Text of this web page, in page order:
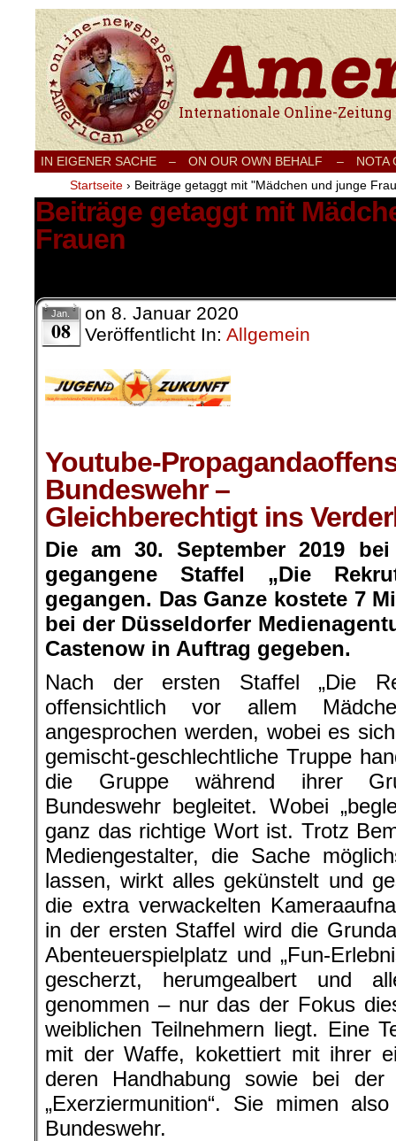
Internationale Onlinezeitung für Frieden,
IN EIGENER SACHE – ON OUR OWN BEHALF –
NOTA
Startseite › Beiträge getaggt mit "Mädchen und junge
Beiträge getaggt mit
Frauen
Jan.
08
on 8. Januar 2020
Veröffentlicht In: Allgemein
Youtube-
Bundeswehr –
Gleichberechtigt ins
Die am 30. September 2019
gegangene Staffel „Die
gegangen. Das Ganze kostete 7
bei der Düsseldorfer
Castenow in Auftrag gegeben.
Nach der ersten Staffel „Die
offensichtlich vor allem
angesprochen werden, wobei es
gemischt-geschlechtliche Truppe
die Gruppe während ihrer
Bundeswehr begleitet. Wobei
ganz das richtige Wort ist. Trotz
Mediengestalter, die Sache
lassen, wirkt alles gekünstelt und
die extra verwackelten
in der ersten Staffel wird die
Abenteuerspielplatz und „Fun-
gescherzt, herumgealbert und
genommen – nur das der Fokus
weiblichen Teilnehmern liegt. Eine
mit der Waffe, kokettiert mit ihrer
deren Handhabung sowie bei
„Exerziermunition“. Sie mimen
Bundeswehr.